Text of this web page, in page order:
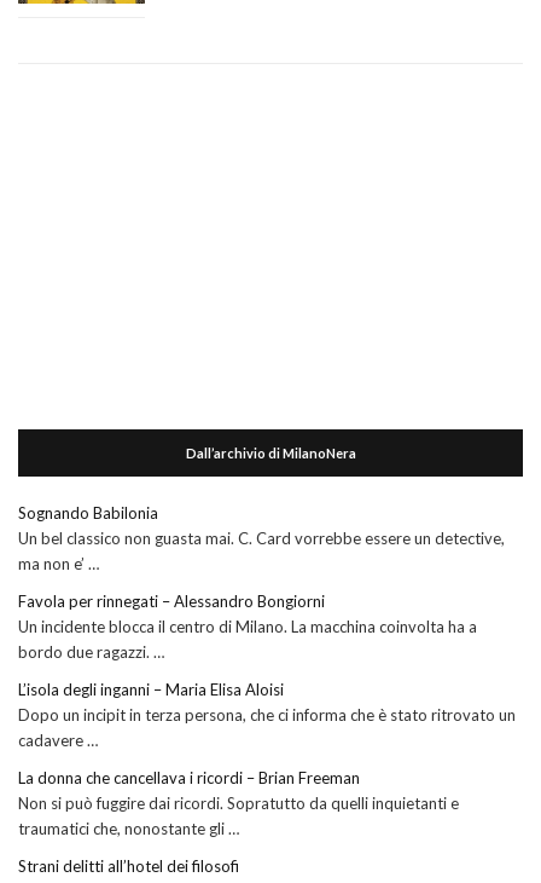
Dall’archivio di MilanoNera
Sognando Babilonia
Un bel classico non guasta mai. C. Card vorrebbe essere un detective,
ma non e’ …
Favola per rinnegati – Alessandro Bongiorni
Un incidente blocca il centro di Milano. La macchina coinvolta ha a
bordo due ragazzi. …
L’isola degli inganni – Maria Elisa Aloisi
Dopo un incipit in terza persona, che ci informa che è stato ritrovato un
cadavere …
La donna che cancellava i ricordi – Brian Freeman
Non si può fuggire dai ricordi. Sopratutto da quelli inquietanti e
traumatici che, nonostante gli …
Strani delitti all’hotel dei filosofi